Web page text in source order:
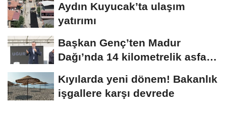
Aydın Kuyucak’ta ulaşım
yatırımı
Başkan Genç’ten Madur
Dağı’nda 14 kilometrelik asfalt
Kıyılarda yeni dönem! Bakanlık
işgallere karşı devrede